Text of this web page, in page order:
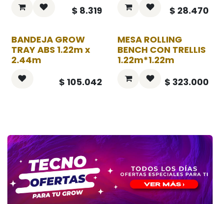
$ 8.319 $ 28.470
BANDEJA GROW
TRAY ABS 1.22m x
2.44m
$ 105.042
MESA ROLLING
BENCH CON TRELLIS
1.22m*1.22m
$ 323.000